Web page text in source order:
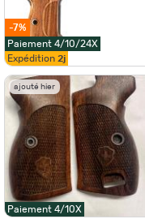
-7%
Paiement 4/10/24X
Expédition 2j
ajouté hier
Paiement 4/10X